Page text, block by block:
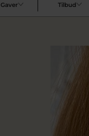
Gaver Tilbud